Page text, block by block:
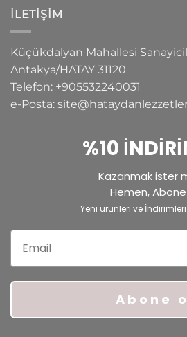
İLETIŞIM
Küçükdalyan Mahallesi
Antakya/HATAY 31120
Telefon: +905532240031
e-Posta:
%10
Kazanmak ister
Hemen,
Yeni ürünleri ve
Abone